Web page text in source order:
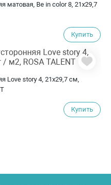
матовая, Be in color 8, 21х29,7
Купить
Love story 4, 21х29,7 см,
Купить